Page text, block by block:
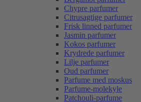
Chypre parfumer
Citrusagtige parfumer
Frisk linned parfumer
Jasmin parfumer
Kokos parfumer
Krydrede parfumer
Lilje parfumer
Oud parfumer
Parfume med moskus
Parfume-molekyle
Patchouli-parfume